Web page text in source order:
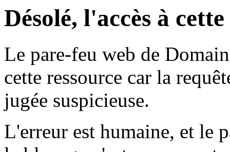
Désolé, l'accès à
Le pare-feu web de
cette ressource car la
jugée suspicieuse.
L'erreur est humaine, et le